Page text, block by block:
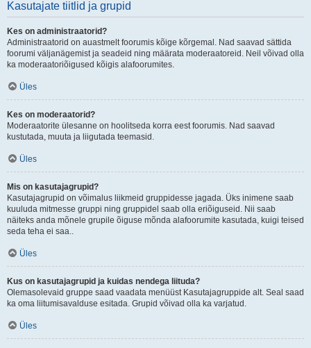
Kasutajate tiitlid ja grupid
Kes on administraatorid?
Administraatorid on auastmelt foorumis kõige kõrgemal. Nad saavad sättida
foorumi väljanägemist ja seadeid ning määrata moderaatoreid. Neil võivad olla
ka moderaatoriõigused kõigis alafoorumites.
Üles
Kes on moderaatorid?
Moderaatorite ülesanne on hoolitseda korra eest foorumis. Nad saavad
kustutada, muuta ja liigutada teemasid.
Üles
Mis on kasutajagrupid?
Kasutajagrupid on võimalus liikmeid gruppidesse jagada. Üks inimene saab
kuuluda mitmesse gruppi ning gruppidel saab olla eriõiguseid. Nii saab
näiteks anda mõnele grupile õiguse mõnda alafoorumite kasutada, kuigi teised
seda teha ei saa..
Üles
Kus on kasutajagrupid ja kuidas nendega liituda?
Olemasolevaid gruppe saad vaadata menüüst Kasutajagruppide alt. Seal saad
ka oma liitumisavalduse esitada. Grupid võivad olla ka varjatud.
Üles